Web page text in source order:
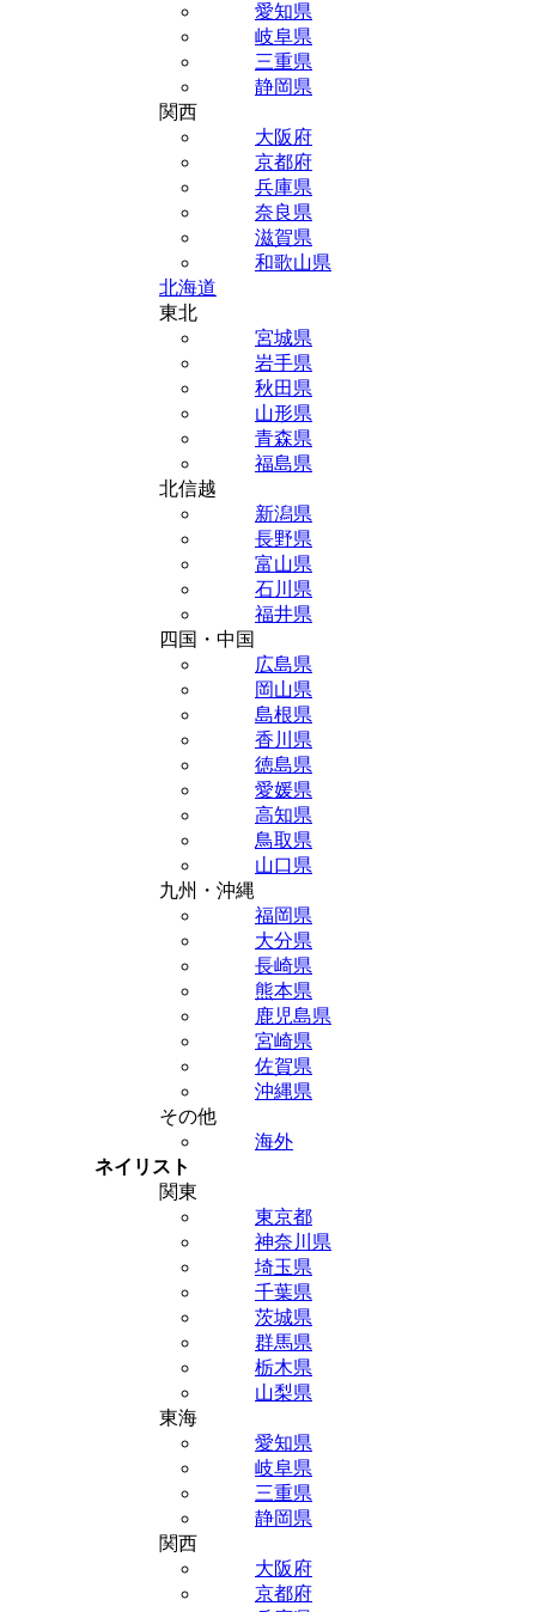
愛知県
岐阜県
三重県
静岡県
関西
大阪府
京都府
兵庫県
奈良県
滋賀県
和歌山県
北海道
東北
宮城県
岩手県
秋田県
山形県
青森県
福島県
北信越
新潟県
長野県
富山県
石川県
福井県
四国・中国
広島県
岡山県
島根県
香川県
徳島県
愛媛県
高知県
鳥取県
山口県
九州・沖縄
福岡県
大分県
長崎県
熊本県
鹿児島県
宮崎県
佐賀県
沖縄県
その他
海外
ネイリスト
関東
東京都
神奈川県
埼玉県
千葉県
茨城県
群馬県
栃木県
山梨県
東海
愛知県
岐阜県
三重県
静岡県
関西
大阪府
京都府